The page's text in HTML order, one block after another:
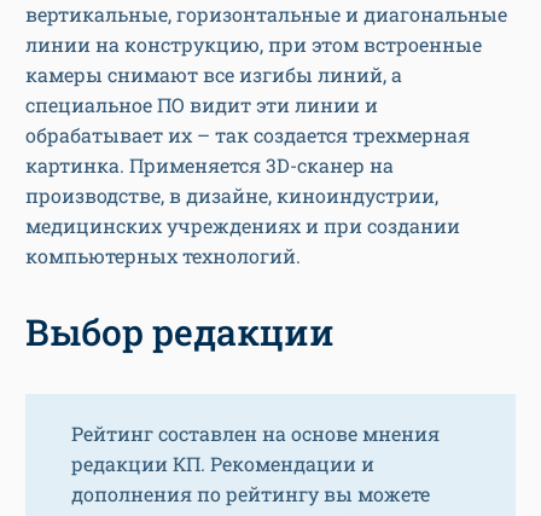
вертикальные, горизонтальные и диагональные
линии на конструкцию, при этом встроенные
камеры снимают все изгибы линий, а
специальное ПО видит эти линии и
обрабатывает их – так создается трехмерная
картинка. Применяется 3D-сканер на
производстве, в дизайне, киноиндустрии,
медицинских учреждениях и при создании
компьютерных технологий.
Выбор редакции
Рейтинг составлен на основе мнения
редакции КП. Рекомендации и
дополнения по рейтингу вы можете